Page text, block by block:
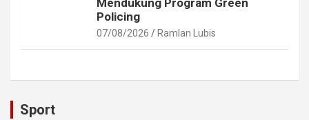
Policing
07/08/2026 Ramlan Lubis
Sport